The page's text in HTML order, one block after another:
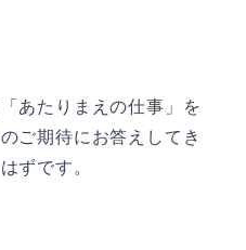
あたりまえの仕事」を
ご期待にお答えしてき
ずです。